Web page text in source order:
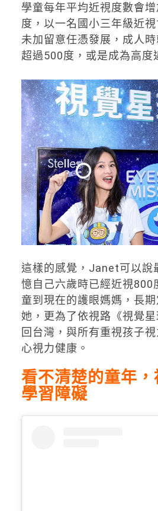
學童每年平均近視度數會
度，以一名國小三年級近
未加留意任憑發展，成人
超過500度，或是成為高度
這樣的感覺，Janet可以說
憶自己六歲時已經近視800
童到現在的護眼媽媽，長
她，更為了依視路《視覺
回台灣，與所有重視孩子
心視力健康。
看不清楚的童年
學習障礙